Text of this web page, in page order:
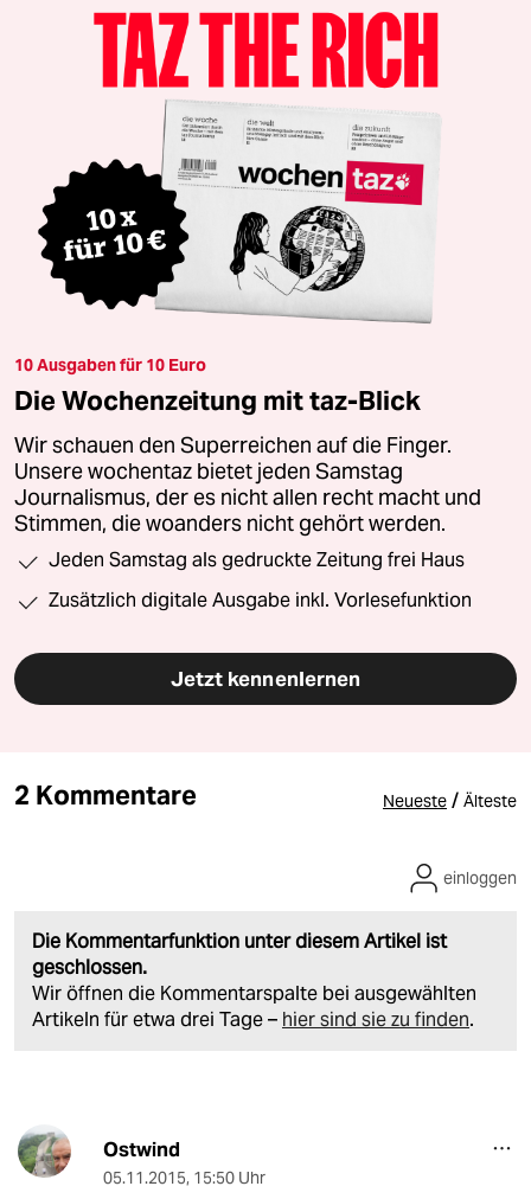
10 Ausgaben für 10 Euro
Die Wochenzeitung mit taz-Blick
Wir schauen den Superreichen auf die Finger.
Unsere wochentaz bietet jeden Samstag
Journalismus, der es nicht allen recht macht und
Stimmen, die woanders nicht gehört werden.
Jeden Samstag als gedruckte Zeitung frei Haus
Zusätzlich digitale Ausgabe inkl. Vorlesefunktion
Jetzt kennenlernen
2 Kommentare Neueste / Älteste
Die Kommentarfunktion unter diesem Artikel ist
geschlossen.
Wir öffnen die Kommentarspalte bei ausgewählten
Artikeln für etwa drei Tage – hier sind sie zu finden.
einloggen
Ostwind
05.11.2015, 15:50 Uhr